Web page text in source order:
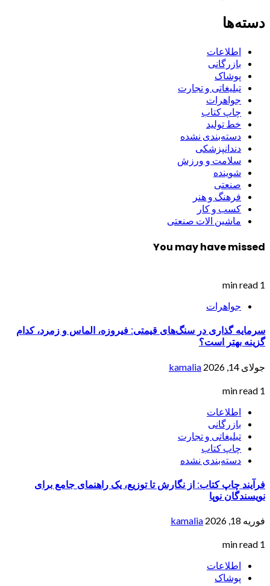
دسته‌ها
اطلاعات
بازرگانی
پوشاک
تبلیغاتی و تجارت
جواهرات
چاپ کتاب
خط تولید
دسته‌بندی نشده
دندانپزشکی
سلامت و ورزش
شوینده
صنعتی
فرهنگ و هنر
کسب و کار
ماشین الات صنعتی
You may have missed
1 min read
جواهرات
سرمایه گذاری در سنگ‌های قیمتی: فیروزه، الماس و زمرد، کدام
گزینه بهتر است؟
جولای 14, 2026 kamalia
1 min read
اطلاعات
بازرگانی
تبلیغاتی و تجارت
چاپ کتاب
دسته‌بندی نشده
فرآیند چاپ کتاب: از نگارش تا توزیع، یک راهنمای جامع برای
نویسندگان نوپا
فوریه 18, 2026 kamalia
1 min read
اطلاعات
پوشاک